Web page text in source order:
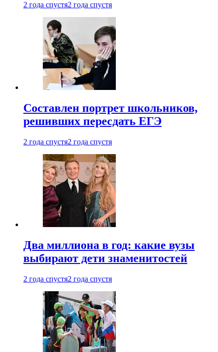
2 года спустя2 года спустя
Составлен портрет школьников,
решивших пересдать ЕГЭ
2 года спустя2 года спустя
Два миллиона в год: какие вузы
выбирают дети знаменитостей
2 года спустя2 года спустя